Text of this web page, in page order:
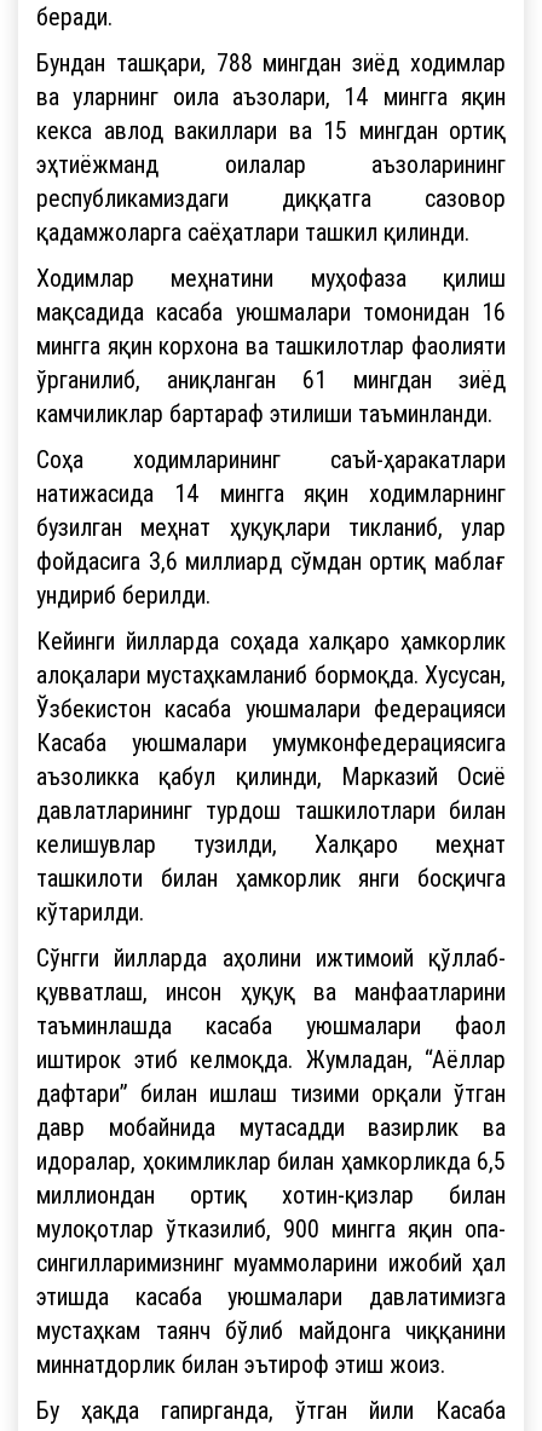
беради.
Бундан ташқари, 788 мингдан зиёд ходимлар
ва уларнинг оила аъзолари, 14 мингга яқин
кекса авлод вакиллари ва 15 мингдан ортиқ
эҳтиёжманд оилалар аъзоларининг
республикамиздаги диққатга сазовор
қадамжоларга саёҳатлари ташкил қилинди.
Ходимлар меҳнатини муҳофаза қилиш
мақсадида касаба уюшмалари томонидан 16
мингга яқин корхона ва ташкилотлар фаолияти
ўрганилиб, аниқланган 61 мингдан зиёд
камчиликлар бартараф этилиши таъминланди.
Соҳа ходимларининг саъй-ҳаракатлари
натижасида 14 мингга яқин ходимларнинг
бузилган меҳнат ҳуқуқлари тикланиб, улар
фойдасига 3,6 миллиард сўмдан ортиқ маблағ
ундириб берилди.
Кейинги йилларда соҳада халқаро ҳамкорлик
алоқалари мустаҳкамланиб бормоқда. Хусусан,
Ўзбекистон касаба уюшмалари федерацияси
Касаба уюшмалари умумконфедерациясига
аъзоликка қабул қилинди, Марказий Осиё
давлатларининг турдош ташкилотлари билан
келишувлар тузилди, Халқаро меҳнат
ташкилоти билан ҳамкорлик янги босқичга
кўтарилди.
Сўнгги йилларда аҳолини ижтимоий қўллаб-
қувватлаш, инсон ҳуқуқ ва манфаатларини
таъминлашда касаба уюшмалари фаол
иштирок этиб келмоқда. Жумладан, “Аёллар
дафтари” билан ишлаш тизими орқали ўтган
давр мобайнида мутасадди вазирлик ва
идоралар, ҳокимликлар билан ҳамкорликда 6,5
миллиондан ортиқ хотин-қизлар билан
мулоқотлар ўтказилиб, 900 мингга яқин опа-
сингилларимизнинг муаммоларини ижобий ҳал
этишда касаба уюшмалари давлатимизга
мустаҳкам таянч бўлиб майдонга чиққанини
миннатдорлик билан эътироф этиш жоиз.
Бу ҳақда гапирганда, ўтган йили Касаба